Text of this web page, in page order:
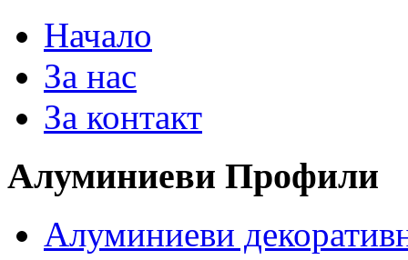
Начало
За нас
За контакт
Алуминиеви Профили
Алуминиеви